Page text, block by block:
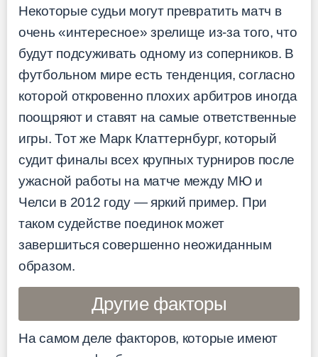
Некоторые судьи могут превратить матч в
очень «интересное» зрелище из-за того, что
будут подсуживать одному из соперников. В
футбольном мире есть тенденция, согласно
которой откровенно плохих арбитров иногда
поощряют и ставят на самые ответственные
игры. Тот же Марк Клаттернбург, который
судит финалы всех крупных турниров после
ужасной работы на матче между МЮ и
Челси в 2012 году — яркий пример. При
таком судействе поединок может
завершиться совершенно неожиданным
образом.
Другие факторы
На самом деле факторов, которые имеют